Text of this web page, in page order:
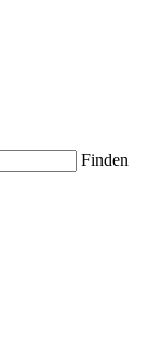
Finden